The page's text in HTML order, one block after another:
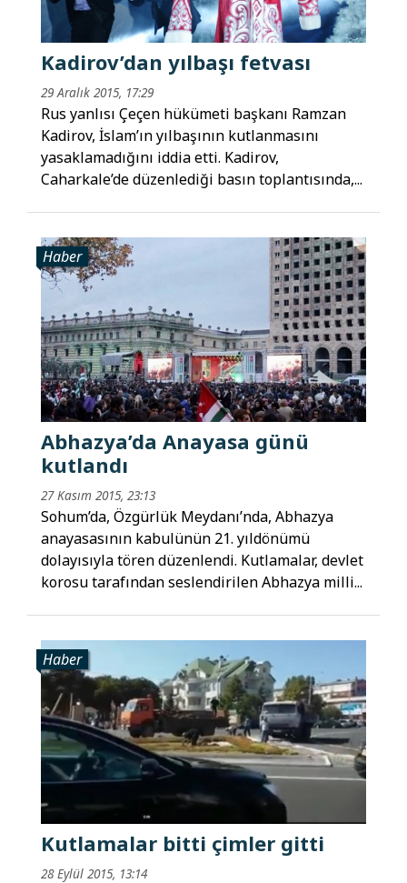
Kadirov’dan yılbaşı fetvası
29 Aralık 2015, 17:29
Rus yanlısı Çeçen hükümeti başkanı Ramzan
Kadirov, İslam’ın yılbaşının kutlanmasını
yasaklamadığını iddia etti. Kadirov,
Caharkale’de düzenlediği basın toplantısında,...
Haber
Abhazya’da Anayasa günü
kutlandı
27 Kasım 2015, 23:13
Sohum’da, Özgürlük Meydanı’nda, Abhazya
anayasasının kabulünün 21. yıldönümü
dolayısıyla tören düzenlendi. Kutlamalar, devlet
korosu tarafından seslendirilen Abhazya milli...
Haber
Kutlamalar bitti çimler gitti
28 Eylül 2015, 13:14